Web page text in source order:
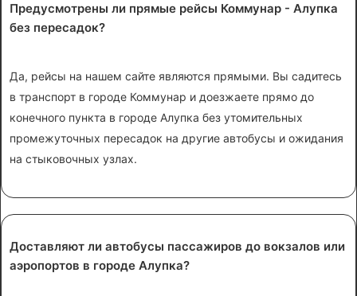
Предусмотрены ли прямые рейсы Коммунар - Алупка
без пересадок?
Да, рейсы на нашем сайте являются прямыми. Вы садитесь
в транспорт в городе Коммунар и доезжаете прямо до
конечного пункта в городе Алупка без утомительных
промежуточных пересадок на другие автобусы и ожидания
на стыковочных узлах.
Доставляют ли автобусы пассажиров до вокзалов или
аэропортов в городе Алупка?